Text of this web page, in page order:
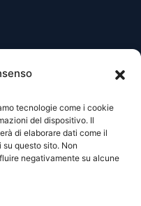
tecnologie come i cookie
del dispositivo. Il
di elaborare dati come il
questo sito. Non
negativamente su alcune
gestione